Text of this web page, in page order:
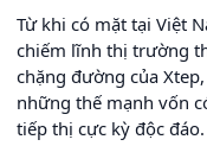
Từ khi có mặt tại Việt
chiếm lĩnh thị trường
chặng đường của
những thế mạnh vốn
tiếp thị cực kỳ độc đáo.